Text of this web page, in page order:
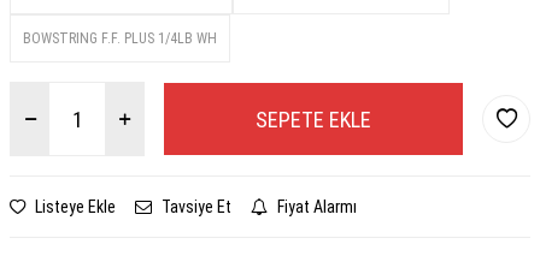
BOWSTRING F.F. PLUS 1/4LB WH
SEPETE EKLE
Listeye Ekle Tavsiye Et Fiyat Alarmı